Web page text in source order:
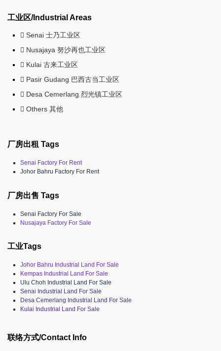
工业区/Industrial Areas
Senai 士乃工业区
Nusajaya 努沙再也工业区
Kulai 古来工业区
Pasir Gudang 巴西古当工业区
Desa Cemerlang 烈光镇工业区
Others 其他
厂房出租 Tags
Senai Factory For Rent
Johor Bahru Factory For Rent
厂房出售 Tags
Senai Factory For Sale
Nusajaya Factory For Sale
工业Tags
Johor Bahru Industrial Land For Sale
Kempas Industrial Land For Sale
Ulu Choh Industrial Land For Sale
Senai Industrial Land For Sale
Desa Cemerlang Industrial Land For Sale
Kulai Industrial Land For Sale
联络方式/Contact Info